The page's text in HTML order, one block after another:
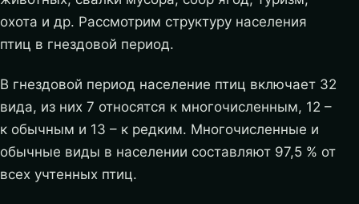
охота и др. Рассмотрим структуру населения
птиц в гнездовой период.
В гнездовой период население птиц включает 32
вида, из них 7 относятся к многочисленным, 12 –
к обычным и 13 – к редким. Многочисленные и
обычные виды в населении составляют 97,5 % от
всех учтенных птиц.